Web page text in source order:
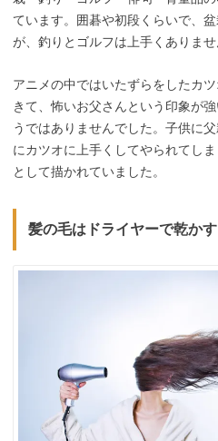
ています。囲碁や初段くらいで、
が、釣りとゴルフは上手くありませ
アニメの中ではいたずらをしたカ
きて、怖いお父さんという印象が
うではありませんでした。子供に
にカツオに上手くしてやられてし
として描かれていました。
髪の毛はドライヤーで乾かす